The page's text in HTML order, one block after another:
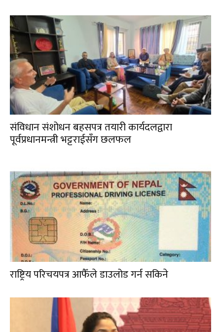
संविधान संशोधन बहसपत्र तयारी कार्यदलद्वारा
पूर्वप्रधानमन्त्री भट्टराईसँग छलफल
राष्ट्रिय परिचयपत्र आफैँले डाउलोड गर्न सकिने